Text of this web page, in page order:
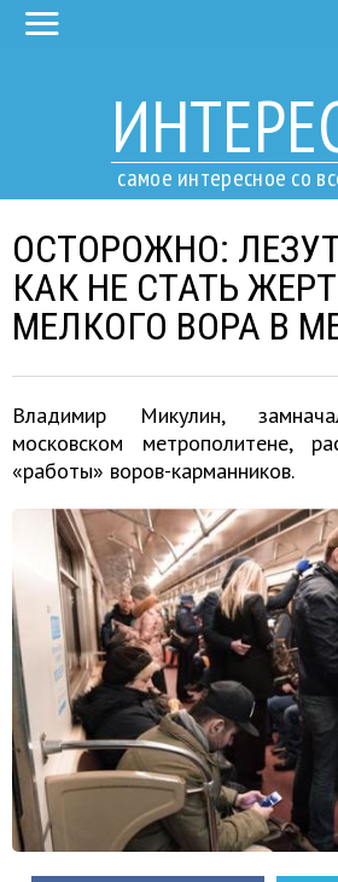
самое интересное со
ОСТОРОЖНО:
КАК НЕ СТАТЬ
МЕЛКОГО ВОРА В
Владимир Микулин,
московском метрополитене,
«работы» воров-карманников.